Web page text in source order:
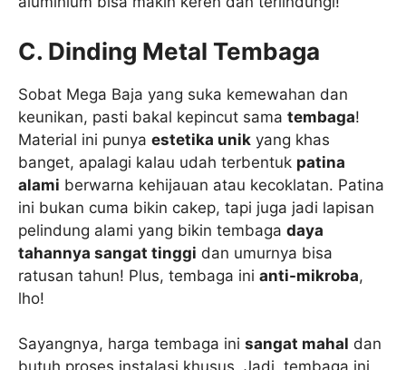
C. Dinding Metal Tembaga
Sobat Mega Baja yang suka kemewahan dan
keunikan, pasti bakal kepincut sama tembaga!
Material ini punya estetika unik yang khas
banget, apalagi kalau udah terbentuk patina
alami berwarna kehijauan atau kecoklatan. Patina
ini bukan cuma bikin cakep, tapi juga jadi lapisan
pelindung alami yang bikin tembaga daya
tahannya sangat tinggi dan umurnya bisa
ratusan tahun! Plus, tembaga ini anti-mikroba,
lho!
Sayangnya, harga tembaga ini sangat mahal dan